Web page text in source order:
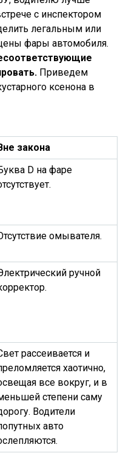
с инспектором
легальным или
фары автомобиля.
Приведем
ксенона в
закона
D на фаре
омывателя.
ручной
рассеивается и
хаотично,
все вокруг, и в
степени саму
Водители
авто